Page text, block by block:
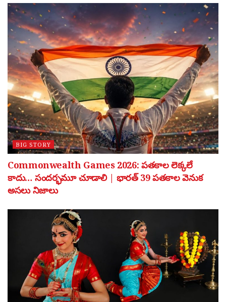
BIG STORY
Commonwealth Games 2026: పతకాల లెక్కలే
కాదు… సందర్భమూ చూడాలి | భారత్ 39 పతకాల వెనుక
అసలు నిజాలు